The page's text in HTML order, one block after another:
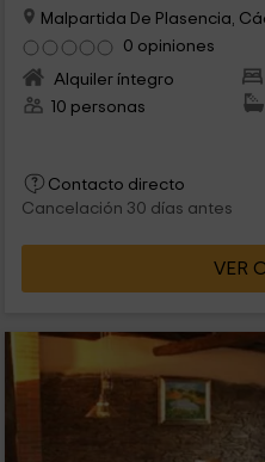
Malpartida De Plasencia,
0 opiniones
Alquiler íntegro
10 personas
Contacto directo
Cancelación 30 días antes
VER